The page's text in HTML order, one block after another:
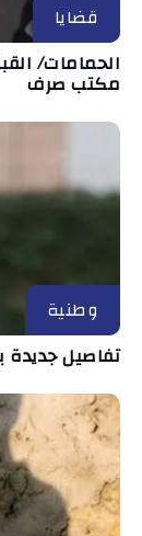
قضايا
الحمامات/
مكتب صرف
وطنية
تفاصيل